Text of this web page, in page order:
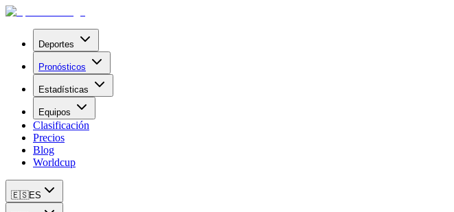
Deportes
Pronósticos
Estadísticas
Equipos
Clasificación
Precios
Blog
Worldcup
🇪🇸ES